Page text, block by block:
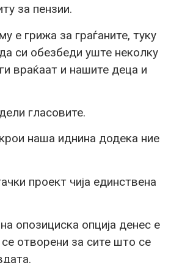
за пензии.
е грижа за граѓаните, туку
си обезбеди уште неколку
враќаат и нашите деца и
гласовите.
наша иднина додека ние
проект чија единствена
опозициска опција денес е
отворени за сите што се